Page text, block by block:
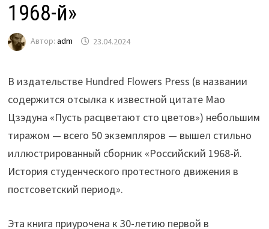
1968-й»
Автор: adm 23.04.2024
В издательстве Hundred Flowers Press (в названии
содержится отсылка к известной цитате Мао
Цзэдуна «Пусть расцветают сто цветов») небольшим
тиражом — всего 50 экземпляров — вышел стильно
иллюстрированный сборник «Российский 1968-й.
История студенческого протестного движения в
постсоветский период».
Эта книга приурочена к 30-летию первой в